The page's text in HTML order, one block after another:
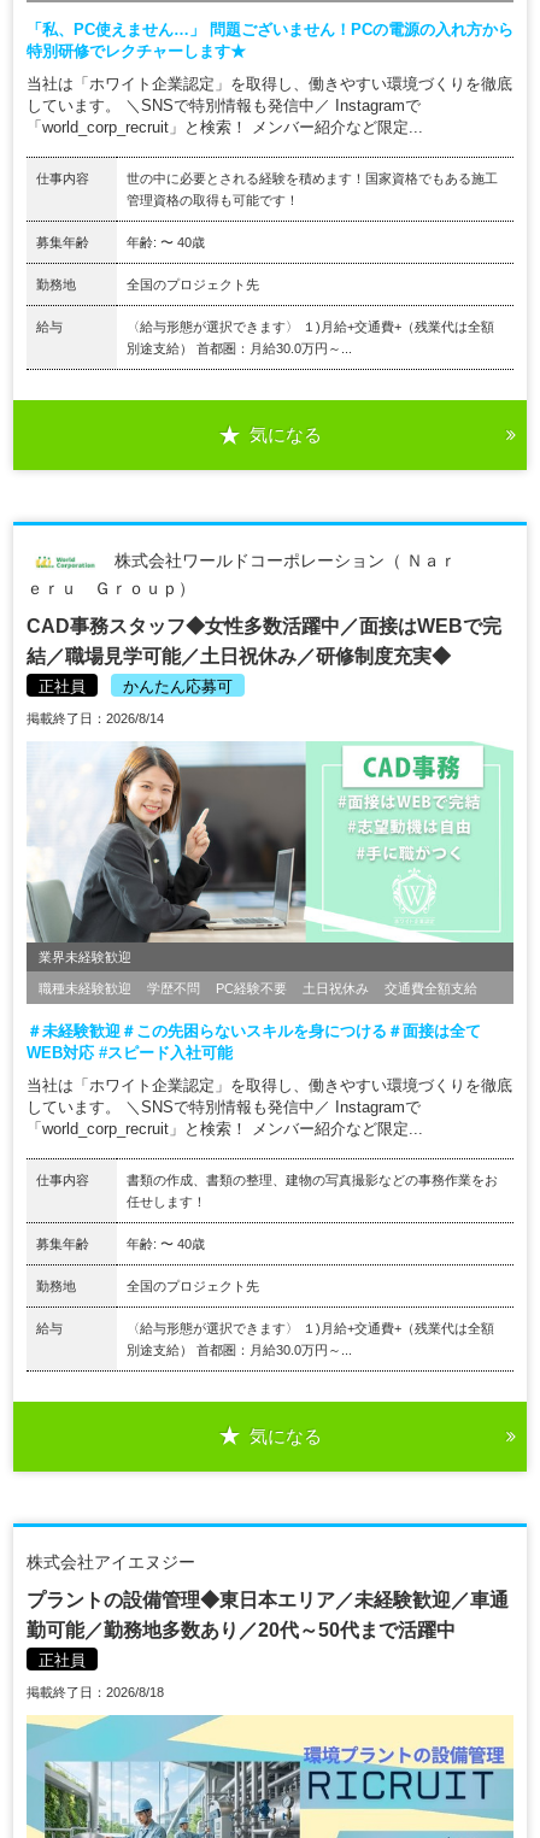
「私、PC使えません…」 問題ございません！PCの電源の入れ方から
特別研修でレクチャーします★
当社は「ホワイト企業認定」を取得し、働きやすい環境づくりを徹底
しています。 ＼SNSで特別情報も発信中／ Instagramで
「world_corp_recruit」と検索！ メンバー紹介など限定...
仕事内容
世の中に必要とされる経験を積めます！国家資格でもある施工
管理資格の取得も可能です！
募集年齢 年齢: 〜 40歳
勤務地 全国のプロジェクト先
給与
〈給与形態が選択できます〉 １)月給+交通費+（残業代は全額
別途支給） 首都圏：月給30.0万円～...
気になる
株式会社ワールドコーポレーション（ Ｎａｒ
ｅｒｕ Ｇｒｏｕｐ）
CAD事務スタッフ◆女性多数活躍中／面接はWEBで完
結／職場見学可能／土日祝休み／研修制度充実◆
正社員 かんたん応募可
掲載終了日：2026/8/14
業界未経験歓迎
職種未経験歓迎 学歴不問 PC経験不要 土日祝休み 交通費全額支給
＃未経験歓迎＃この先困らないスキルを身につける＃面接は全て
WEB対応 #スピード入社可能
当社は「ホワイト企業認定」を取得し、働きやすい環境づくりを徹底
しています。 ＼SNSで特別情報も発信中／ Instagramで
「world_corp_recruit」と検索！ メンバー紹介など限定...
仕事内容
書類の作成、書類の整理、建物の写真撮影などの事務作業をお
任せします！
募集年齢 年齢: 〜 40歳
勤務地 全国のプロジェクト先
給与
〈給与形態が選択できます〉 １)月給+交通費+（残業代は全額
別途支給） 首都圏：月給30.0万円～...
気になる
株式会社アイエヌジー
プラントの設備管理◆東日本エリア／未経験歓迎／車通
勤可能／勤務地多数あり／20代～50代まで活躍中
正社員
掲載終了日：2026/8/18